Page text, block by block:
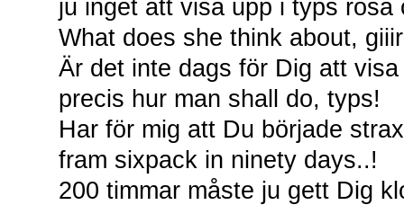
ju inget att visa upp i typs
What does she think about,
Är det inte dags för Dig att
precis hur man shall do, typs!
Har för mig att Du började
fram sixpack in ninety days..!
200 timmar måste ju gett Dig